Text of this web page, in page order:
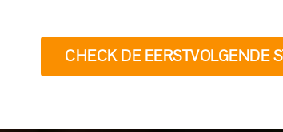
CHECK DE EERSTVOLGENDE